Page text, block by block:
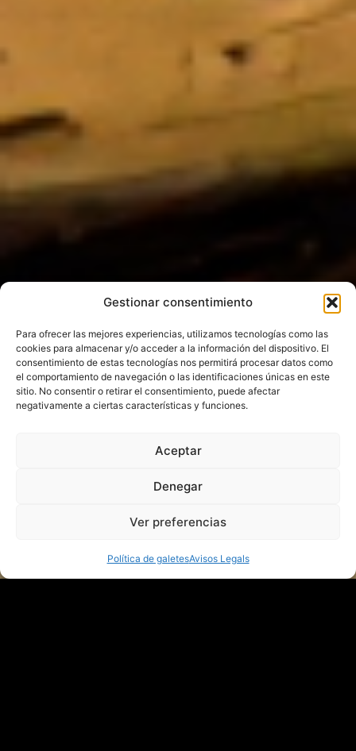
Gestionar consentimiento
Para ofrecer las mejores experiencias, utilizamos tecnologías como las
cookies para almacenar y/o acceder a la información del dispositivo. El
consentimiento de estas tecnologías nos permitirá procesar datos como
el comportamiento de navegación o las identificaciones únicas en este
sitio. No consentir o retirar el consentimiento, puede afectar
negativamente a ciertas características y funciones.
Aceptar
Denegar
Ver preferencias
Política de galetesAvisos Legals